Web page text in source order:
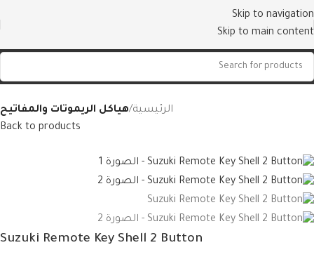
Skip to navigation
Skip to main content
الرئيسية هياكل الريموتات والمفاتيح
Back to products
Suzuki Remote Key Shell 2 Button